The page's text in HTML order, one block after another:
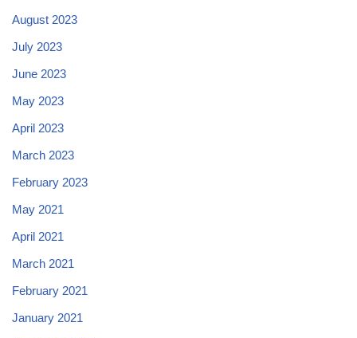
August 2023
July 2023
June 2023
May 2023
April 2023
March 2023
February 2023
May 2021
April 2021
March 2021
February 2021
January 2021